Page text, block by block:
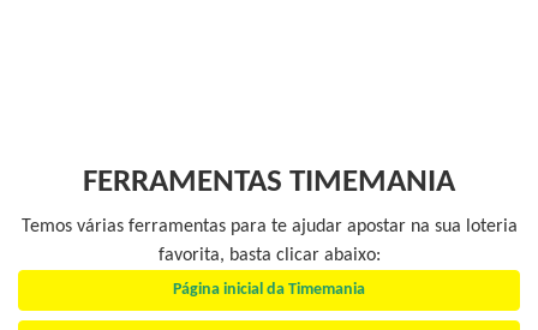
FERRAMENTAS TIMEMANIA
Temos várias ferramentas para te ajudar apostar na sua loteria
favorita, basta clicar abaixo:
Página inicial da Timemania